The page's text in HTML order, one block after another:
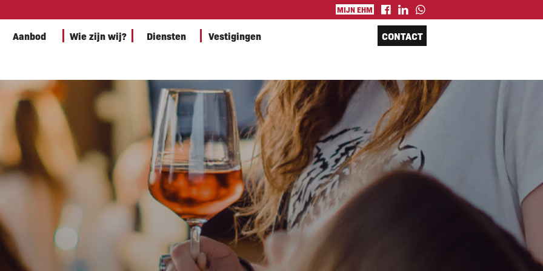
MIJN EHM
Aanbod Wie zijn wij? Diensten Vestigingen CONTACT